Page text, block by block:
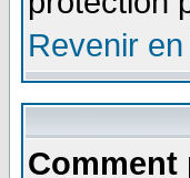
Revenir